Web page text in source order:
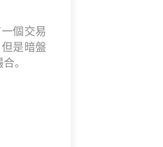
個交易
是暗盤
。